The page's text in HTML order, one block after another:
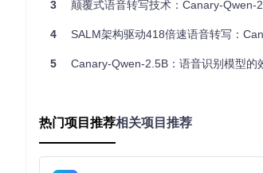
理解能力，实现更丰富的交互体验。
hf_mirrors/nvidia/canary-qwen-2.5b
级参数模型有望成为下一代语音交互设备的
3 颠覆式语音转写技术：Canary-Qwen-2.5B如
4 SALM架构驱动418倍速语音转写：Canary-
5 Canary-Qwen-2.5B：语音识别模型的
热门项目推荐相关项目推荐